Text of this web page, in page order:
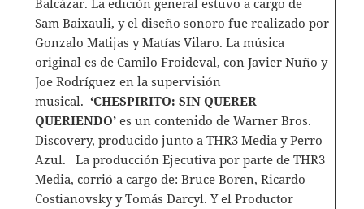
Balcázar. La edición general estuvo a cargo de
Sam Baixauli, y el diseño sonoro fue realizado por
Gonzalo Matijas y Matías Vilaro. La música
original es de Camilo Froideval, con Javier Nuño y
Joe Rodríguez en la supervisión
musical. ‘CHESPIRITO: SIN QUERER
QUERIENDO’es un contenido de Warner Bros.
Discovery, producido junto a THR3 Media y Perro
Azul. La producción Ejecutiva por parte de THR3
Media, corrió a cargo de: Bruce Boren, Ricardo
Costianovsky y Tomás Darcyl. Y el Productor